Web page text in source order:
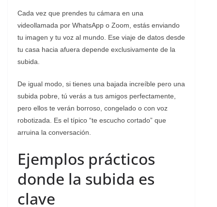
Cada vez que prendes tu cámara en una
videollamada por WhatsApp o Zoom, estás enviando
tu imagen y tu voz al mundo. Ese viaje de datos desde
tu casa hacia afuera depende exclusivamente de la
subida.
De igual modo, si tienes una bajada increíble pero una
subida pobre, tú verás a tus amigos perfectamente,
pero ellos te verán borroso, congelado o con voz
robotizada. Es el típico “te escucho cortado” que
arruina la conversación.
Ejemplos prácticos
donde la subida es
clave